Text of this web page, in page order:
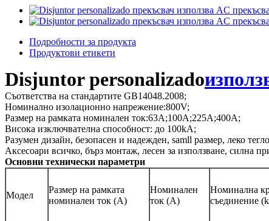
Подробности за продукта
Продуктови етикети
Disjuntor personalizado
Съответства на стандартите GB14048.2008;
Номинално изолационно напрежение:800V;
Размер на рамката номинален ток:63A;100A;225А;400А;
Висока изключвателна способност: до 100kA;
Разумен дизайн, безопасен и надежден, samll размер, леко
Аксесоари всичко, бърз монтаж, лесен за използване, силна
Основни технически параметри
Модел
Размер на рамката
номинален ток (A)
Номинален
ток (A)
Номинална
съединение